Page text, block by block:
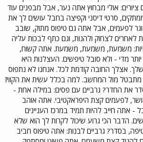
אולי מבחוץ אתה נער, אבל מבפנים עוד
סרטי דיסני וקפיצה בחבל עושים לך את
לפעמים, אבל אתה גם טיפוס מתוק, שובב
לאחרים לצחוק ולהנות, וגם כתף לבכות עליה
משמעת, משמעת, משמעת. אתה קשוח,
מדי - ולא סובל טיפשים. העצלנות היא
שלך. אצלך החובה קודמת לכל. אנחנו לא נתפוס
מתבטל מול המחשב. למה בכלל עשית את הקוויז
את החדר? גרביים עם פסים: במילה אחת -
לפעמים קצת היפראקטיבי. אתה אוהב
אתה חייב להיות תמיד במרכז העניינים
הדבר הכי גרוע שיכול לקרות לך הוא שלא
בסדר? גרביים לבנות: אתה טיפוס חביב